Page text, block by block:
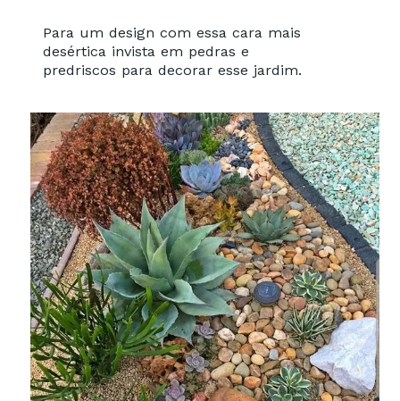
Para um design com essa cara mais
desértica invista em pedras e
predriscos para decorar esse jardim.